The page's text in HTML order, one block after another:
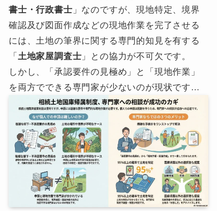
書士・行政書士 」なのですが、現地特定、境界
確認及び図面作成などの現地作業を完了させる
には、土地の筆界に関する専門的知見を有する
「 土地家屋調査士 」との協力が不可欠です。
しかし、「承認要件の見極め」と「現地作業」
を両方でできる専門家が少ないのが現状です…